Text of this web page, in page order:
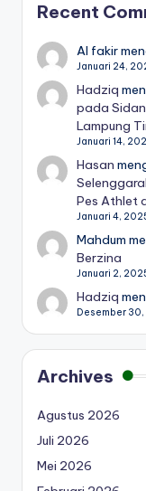
Recent
Al fakir
Januari 24,
Hadziq
pada
Lampung
Januari 14,
Hasan
Pes Athlet
Januari 4,
Mahdum
Berzina
Januari 2,
Hadziq
Desember
Archives
Agustus 2026
Juli 2026
Mei 2026